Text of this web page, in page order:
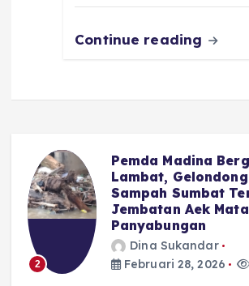
k
Continue reading
2
Pemda Madina
Lambat,
Sampah Sumbat
Jembatan Aek Mata
Panyabungan
Dina Sukandar
Februari 28, 2026